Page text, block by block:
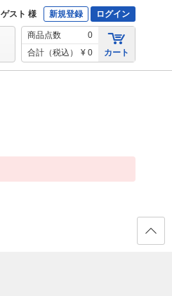
ゲスト 様 新規登録 ログイン
商品点数
0
合計（税込）
¥ 0 カート